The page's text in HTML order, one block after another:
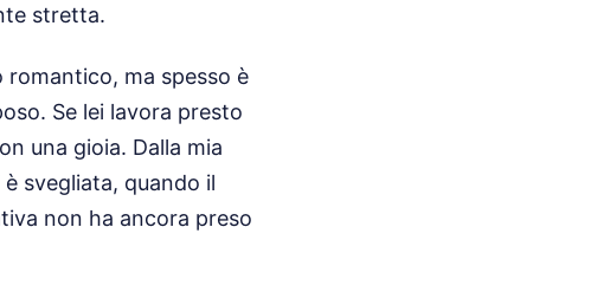
stretta.
ma spesso è
Se lei lavora presto
una gioia. Dalla mia
svegliata, quando il
non ha ancora preso